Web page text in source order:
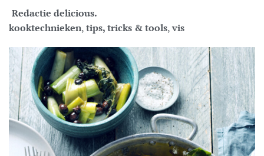
Redactie delicious.
kooktechnieken,tips, tricks & tools,vis